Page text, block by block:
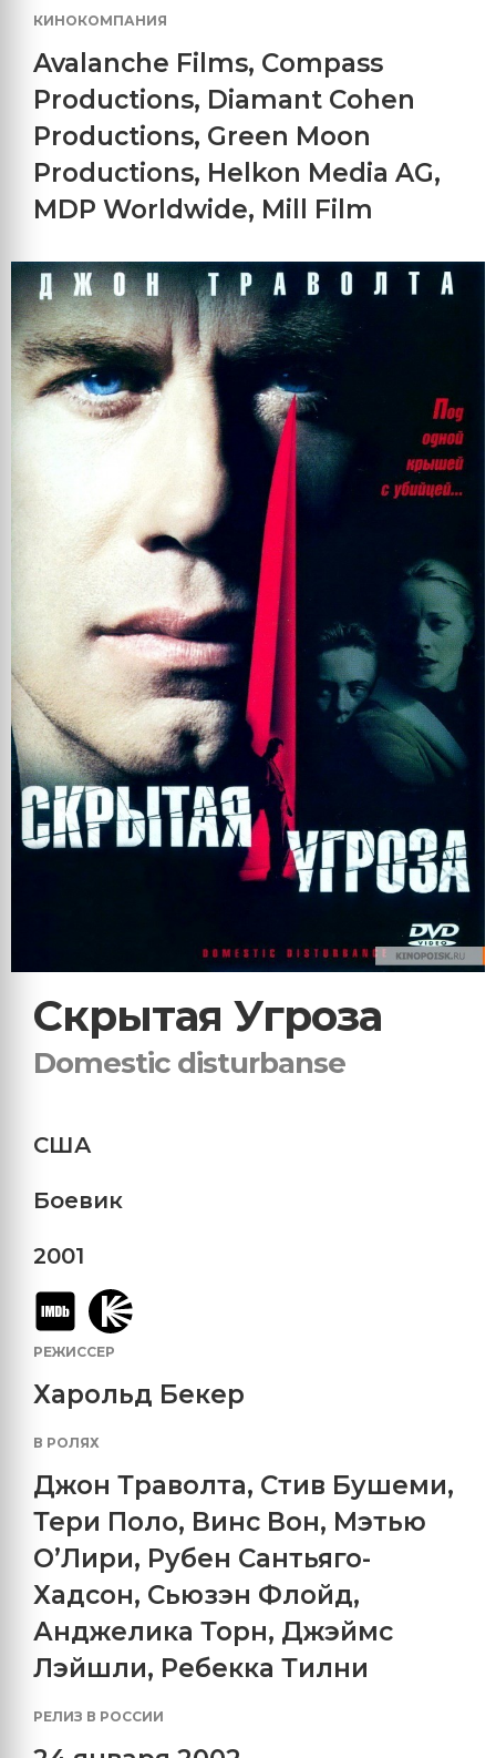
КИНОКОМПАНИЯ
Avalanche Films, Compass
Productions, Diamant Cohen
Productions, Green Moon
Productions, Helkon Media AG,
MDP Worldwide, Mill Film
Скрытая Угроза
Domestic disturbanse
США
Боевик
2001
РЕЖИССЕР
Харольд Бекер
В РОЛЯХ
Джон Траволта, Стив Бушеми,
Тери Поло, Винс Вон, Мэтью
О’Лири, Рубен Сантьяго-
Хадсон, Сьюзэн Флойд,
Анджелика Торн, Джэймс
Лэйшли, Ребекка Тилни
РЕЛИЗ В РОССИИ